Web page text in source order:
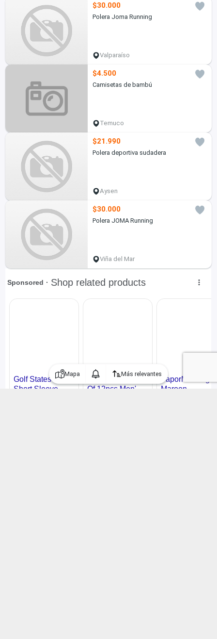
Mapa Más relevantes
$30.000
Polera Joma Running
Valparaíso
$4.500
Camisetas de bambú
Temuco
$21.990
Polera deportiva sudadera
Aysen
$30.000
Polera JOMA Running
Viña del Mar